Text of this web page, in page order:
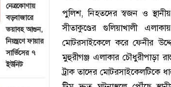
নেত্রকোণায়
বড়বাজারে
ভয়াবহ আগুন,
নিয়ন্ত্রণে ফায়ার
সার্ভিসের ৭
ইউনিট
পুলিশ, নিহতদের স্বজন ও
সীতাকুণ্ডের গুলিয়াখালী
মোটরসাইকেলে করে ফেনীর
মুহুরীগঞ্জ এলাকার চৌধুরীপাড়া
ট্রাক তাদের মোটরসাইকেলটিকে